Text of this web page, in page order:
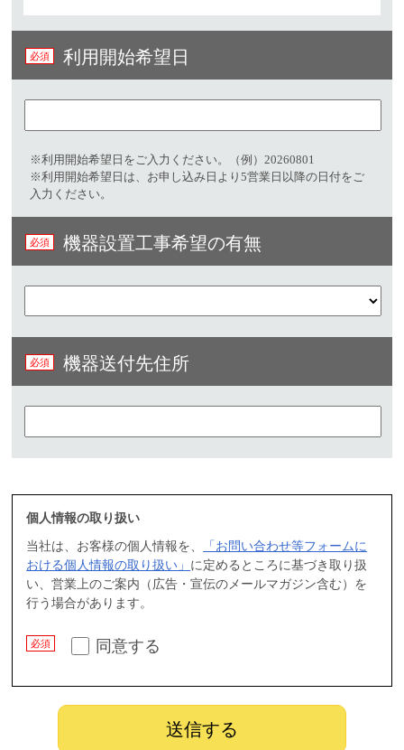
利用開始希望日
※利用開始希望日をご入力ください。（例）20260801​
※利用開始希望日は、お申し込み日より5営業日以降の日付をご
入力ください。
機器設置工事希望の有無
機器送付先住所
個人情報の取り扱い
同意する
当社は、お客様の個人情報を、
「お問い合わせ等フォームに
おける個人情報の取り扱い」 に定めるところに基づき取り扱
い、営業上のご案内（広告・宣伝のメールマガジン含む）を
行う場合があります。